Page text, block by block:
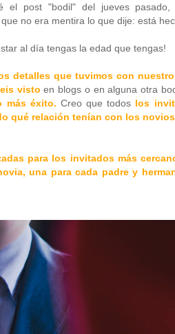
el post "bodil" del jueves pasado,
no era mentira lo que dije: está
al día tengas la edad que tengas!
detalles que tuvimos con
visto en blogs o en alguna otra
más éxito. Creo que todos los
qué relación tenían con los
para los invitados más
una para cada padre y